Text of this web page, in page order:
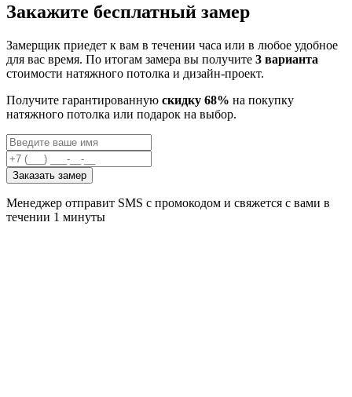
Закажите бесплатный замер
Замерщик приедет к вам в течении часа или в любое удобное
для вас время. По итогам замера вы получите 3 варианта
стоимости натяжного потолка и дизайн-проект.
Получите гарантированную скидку 68% на покупку
натяжного потолка или подарок на выбор.
Заказать замер
Менеджер отправит SMS с промокодом и свяжется с вами в
течении 1 минуты